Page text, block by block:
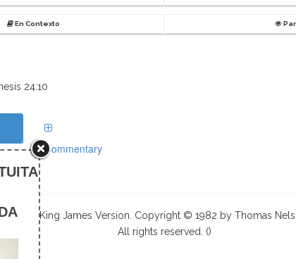
En Contexto
24:10
Commentary
New King James Version. Copyright © 1982 by Thomas
All rights reserved. ()